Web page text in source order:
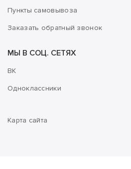
Пункты самовывоза
Заказать обратный звонок
МЫ В СОЦ. СЕТЯХ
ВК
Одноклассники
Карта сайта